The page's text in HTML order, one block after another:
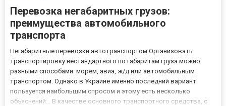
Перевозка негабаритных грузов:
преимущества автомобильного
транспорта
Негабаритные перевозки автотранспортом Организовать
транспортировку нестандартного по габаритам груза можно
разными способами: морем, авиа, ж/д или автомобильным
транспортом. Однако в Украине именно последний вариант
пользуется наибольшим спросом и этому есть несколько
объяснений… В качестве основного транспортного средства, с